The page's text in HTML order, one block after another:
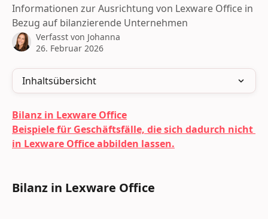
Informationen zur Ausrichtung von Lexware Office in
Bezug auf bilanzierende Unternehmen
Verfasst von Johanna
26. Februar 2026
Inhaltsübersicht
Bilanz in Lexware Office
Beispiele für Geschäftsfälle, die sich dadurch nicht
in Lexware Office abbilden lassen.
Bilanz in Lexware Office